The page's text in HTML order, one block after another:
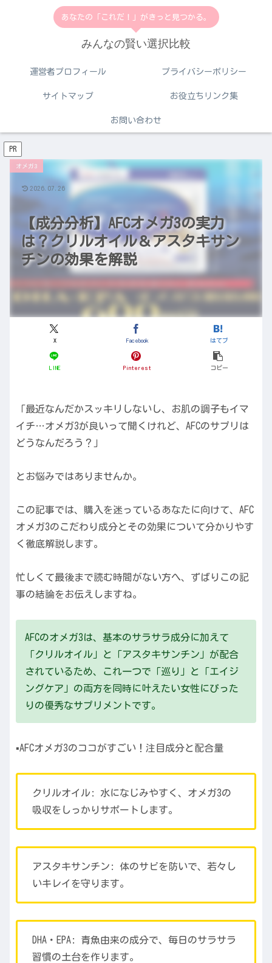
あなたの「これだ！」がきっと見つかる。
みんなの賢い選択比較
運営者プロフィール プライバシーポリシー
サイトマップ お役立ちリンク集
お問い合わせ
PR
【成分分析】AFCオメガ3の実力
は？クリルオイル＆アスタキサン
チンの効果を解説
オメガ3
X Facebook はてブ
LINE Pinterest コピー
2026.07.26
「最近なんだかスッキリしないし、お肌の調子もイマ
イチ…オメガ3が良いって聞くけれど、AFCのサプリは
どうなんだろう？」
とお悩みではありませんか。
この記事では、購入を迷っているあなたに向けて、AFC
オメガ3のこだわり成分とその効果について分かりやす
く徹底解説します。
忙しくて最後まで読む時間がない方へ、ずばりこの記
事の結論をお伝えしますね。
AFCのオメガ3は、基本のサラサラ成分に加えて
「クリルオイル」と「アスタキサンチン」が配合
されているため、これ一つで「巡り」と「エイジ
ングケア」の両方を同時に叶えたい女性にぴった
りの優秀なサプリメントです。
▪️AFCオメガ3のココがすごい！注目成分と配合量
クリルオイル: 水になじみやすく、オメガ3の
吸収をしっかりサポートします。
アスタキサンチン: 体のサビを防いで、若々し
いキレイを守ります。
DHA・EPA: 青魚由来の成分で、毎日のサラサラ
習慣の土台を作ります。